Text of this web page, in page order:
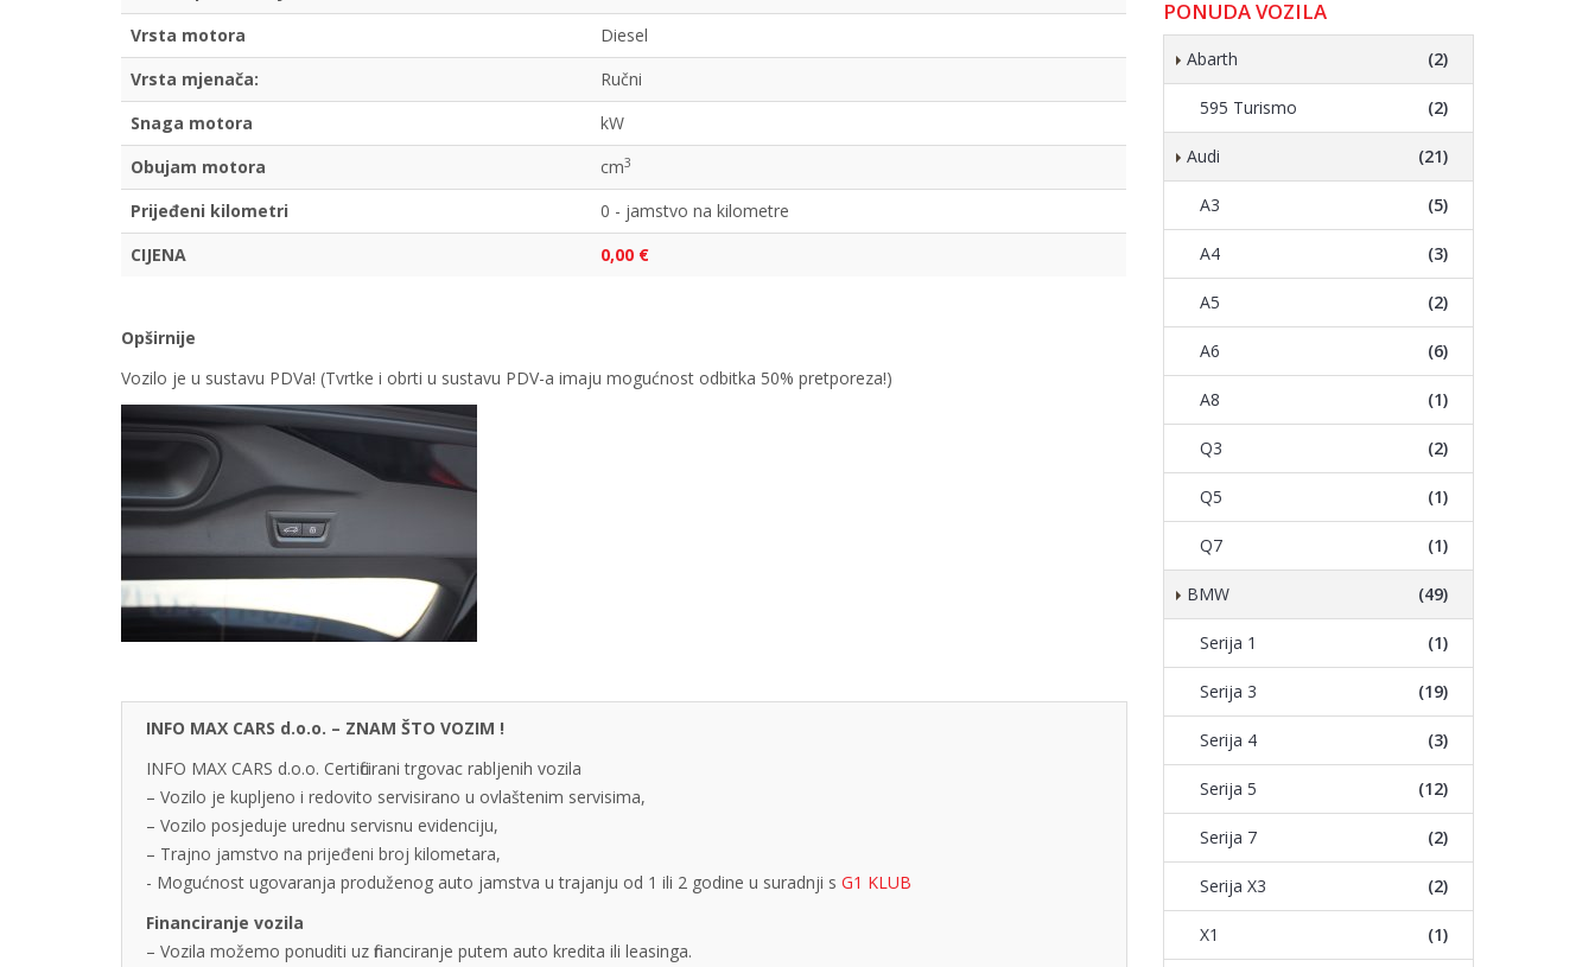
Vrsta motora
Diesel
Vrsta mjenača:
Ručni
Snaga motora
kW
Obujam motora
cm3
Prijeđeni kilometri
0 - jamstvo na kilometre
CIJENA
0,00 €
Opširnije
Vozilo je u sustavu PDVa! (Tvrtke i obrti u sustavu PDV-a imaju mogućnost odbitka 50% pretporeza!)
INFO MAX CARS d.o.o. – ZNAM ŠTO VOZIM !
INFO MAX CARS d.o.o. Certificirani trgovac rabljenih vozila
– Vozilo je kupljeno i redovito servisirano u ovlaštenim servisima,
– Vozilo posjeduje urednu servisnu evidenciju,
– Trajno jamstvo na prijeđeni broj kilometara,
- Mogućnost ugovaranja produženog auto jamstva u trajanju od 1 ili 2 godine u suradnji s G1 KLUB
Financiranje vozila
– Vozila možemo ponuditi uz financiranje putem auto kredita ili leasinga.
PONUDA VOZILA
Abarth (2)
595 Turismo (2)
Audi (21)
A3 (5)
A4 (3)
A5 (2)
A6 (6)
A8 (1)
Q3 (2)
Q5 (1)
Q7 (1)
BMW (49)
Serija 1 (1)
Serija 3 (19)
Serija 4 (3)
Serija 5 (12)
Serija 7 (2)
Serija X3 (2)
X1 (1)